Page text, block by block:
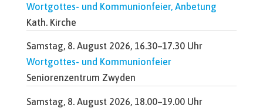
Wortgottes- und Kommunionfeier, Anbetung
Kath. Kirche
Samstag, 8. August 2026, 16.30–17.30 Uhr
Wortgottes- und Kommunionfeier
Seniorenzentrum Zwyden
Samstag, 8. August 2026, 18.00–19.00 Uhr